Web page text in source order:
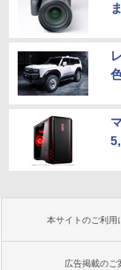
本サイトのご利用
広告掲載のご